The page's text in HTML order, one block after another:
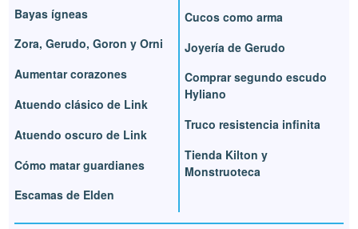
Bayas ígneas
Zora, Gerudo, Goron y Orni
Aumentar corazones
Atuendo clásico de Link
Atuendo oscuro de Link
Cómo matar guardianes
Escamas de Elden
Cucos como arma
Joyería de Gerudo
Comprar segundo escudo
Hyliano
Truco resistencia infinita
Tienda Kilton y
Monstruoteca